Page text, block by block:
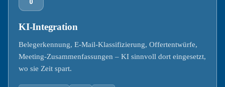
KI-Integration
Belegerkennung, E-Mail-Klassifizierung, Offertentwürfe,
Meeting-Zusammenfassungen – KI sinnvoll dort eingesetzt,
wo sie Zeit spart.